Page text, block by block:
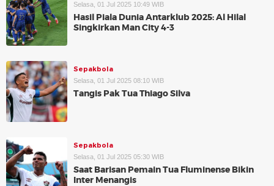
Selasa, 01 Jul 2025 10:49 WIB
Hasil Piala Dunia Antarklub 2025: Al Hilal
Singkirkan Man City 4-3
Sepakbola
Selasa, 01 Jul 2025 08:10 WIB
Tangis Pak Tua Thiago Silva
Sepakbola
Selasa, 01 Jul 2025 05:30 WIB
Saat Barisan Pemain Tua Fluminense Bikin
Inter Menangis